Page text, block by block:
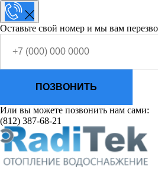
Оставьте свой номер и мы вам
ПОЗВОНИТЬ
Или вы можете позвонить нам сами:
(812) 387-68-21